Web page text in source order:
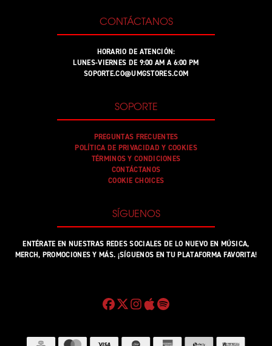
CONTÁCTANOS
HORARIO DE ATENCIÓN:
LUNES-VIERNES DE 9:00 AM A 6:00 PM
SOPORTE.CO@UMGSTORES.COM
SOPORTE
PREGUNTAS FRECUENTES
POLÍTICA DE PRIVACIDAD Y COOKIES
TÉRMINOS Y CONDICIONES
CONTÁCTANOS
COOKIE CHOICES
SÍGUENOS
ENTÉRATE EN NUESTRAS REDES SOCIALES DE LO NUEVO EN MÚSICA,
MERCH, PROMOCIONES Y MÁS. ¡SÍGUENOS EN TU PLATAFORMA FAVORITA!